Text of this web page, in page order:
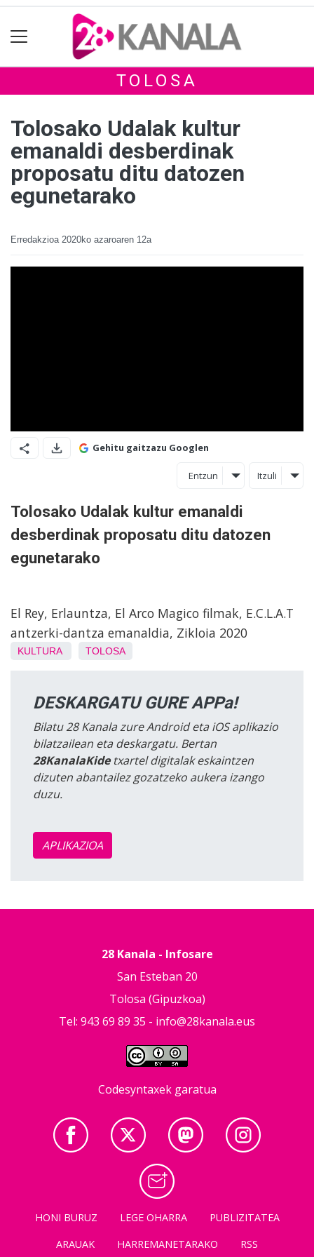
TOLOSA
Tolosako Udalak kultur
emanaldi desberdinak
proposatu ditu datozen
egunetarako
Erredakzioa 2020ko azaroaren 12a
Gehitu gaitzazu Googlen
Entzun Itzuli
Tolosako Udalak kultur emanaldi
desberdinak proposatu ditu datozen
egunetarako
El Rey, Erlauntza, El Arco Magico filmak, E.C.L.A.T
antzerki-dantza emanaldia, Zikloia 2020
KULTURA TOLOSA
DESKARGATU GURE APPa!
Bilatu 28 Kanala zure Android eta iOS aplikazio
bilatzailean eta deskargatu. Bertan
28KanalaKidetxartel digitalak eskaintzen
dizuten abantailez gozatzeko aukera izango
duzu.
APLIKAZIOA
28 Kanala - Infosare
San Esteban 20
Tolosa (Gipuzkoa)
Tel: 943 69 89 35 - info@28kanala.eus
Codesyntaxek garatua
HONI BURUZ LEGE OHARRA
PUBLIZITATEA
ARAUAK
HARREMANETARAKO RSS